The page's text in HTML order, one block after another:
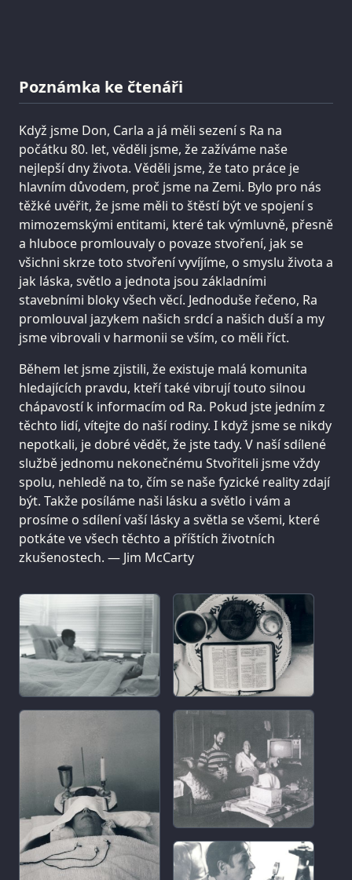
Poznámka ke čtenáři
Když jsme Don, Carla a já měli sezení s Ra na
počátku 80. let, věděli jsme, že zažíváme naše
nejlepší dny života. Věděli jsme, že tato práce je
hlavním důvodem, proč jsme na Zemi. Bylo pro nás
těžké uvěřit, že jsme měli to štěstí být ve spojení s
mimozemskými entitami, které tak výmluvně, přesně
a hluboce promlouvaly o povaze stvoření, jak se
všichni skrze toto stvoření vyvíjíme, o smyslu života a
jak láska, světlo a jednota jsou základními
stavebními bloky všech věcí. Jednoduše řečeno, Ra
promlouval jazykem našich srdcí a našich duší a my
jsme vibrovali v harmonii se vším, co měli říct.
Během let jsme zjistili, že existuje malá komunita
hledajících pravdu, kteří také vibrují touto silnou
chápavostí k informacím od Ra. Pokud jste jedním z
těchto lidí, vítejte do naší rodiny. I když jsme se nikdy
nepotkali, je dobré vědět, že jste tady. V naší sdílené
službě jednomu nekonečnému Stvořiteli jsme vždy
spolu, nehledě na to, čím se naše fyzické reality zdají
být. Takže posíláme naši lásku a světlo i vám a
prosíme o sdílení vaší lásky a světla se všemi, které
potkáte ve všech těchto a příštích životních
zkušenostech. — Jim McCarty